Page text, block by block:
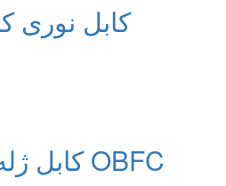
کابل نوری
کابل ژله فیلد خاکی OBFC